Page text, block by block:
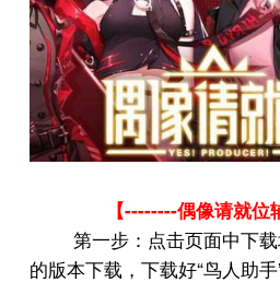
【--------偶像请就位
第一步：点击页面中下
的版本下载，下载好“鸟人助手